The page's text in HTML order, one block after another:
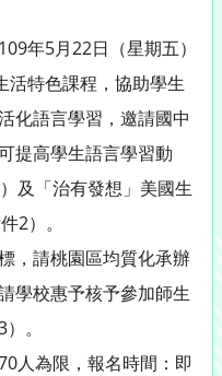
年5月22日（星期五）
活特色課程，協助學生
化語言學習，邀請國中
提高學生語言學習動
及「治有發想」美國生
2）。
，請桃園區均質化承辦
學校惠予核予參加師生
。
人為限，報名時間：即